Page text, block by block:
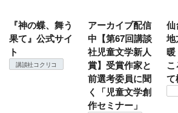
、舞う
式サイ
クリコ
アーカイブ配信
中【第67回講談
社児童文学新人
賞】受賞作家と
前選考委員に聞
く「児童文学創
作セミナー」
仙台の冬は
地方では温
暖？ 本当
ころは仙台
て検証すべ
コクリコ